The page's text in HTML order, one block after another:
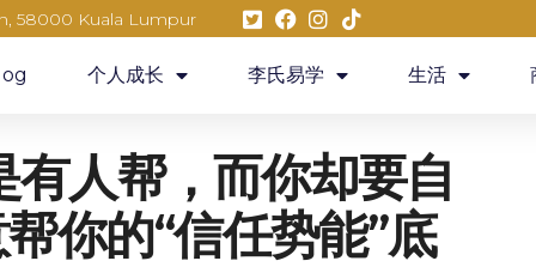
58000 Kuala Lumpur
个人成长 李氏易学 生活
人帮，而你却要自
你的“信任势能”底